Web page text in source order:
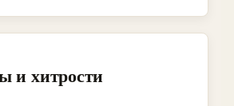
и хитрости